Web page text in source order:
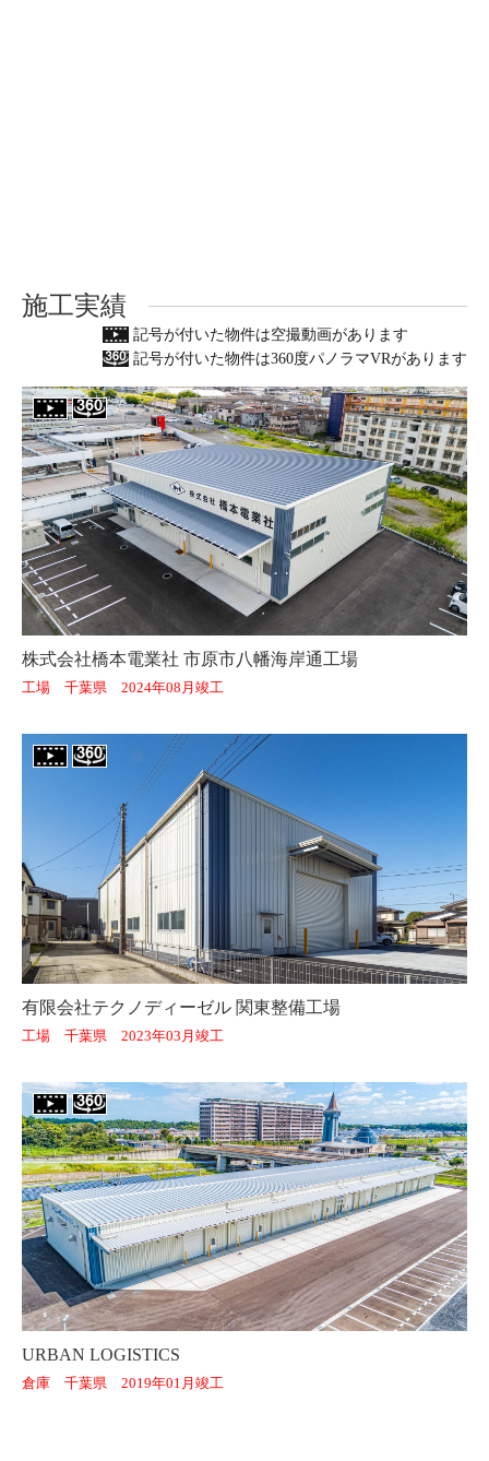
施工実績
記号が付いた物件は空撮動画があります
記号が付いた物件は360度パノラマVRがあります
株式会社橋本電業社 市原市八幡海岸通工場
工場 千葉県 2024年08月竣工
有限会社テクノディーゼル 関東整備工場
工場 千葉県 2023年03月竣工
URBAN LOGISTICS
倉庫 千葉県 2019年01月竣工